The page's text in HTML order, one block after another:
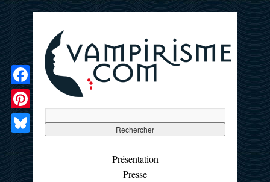
Présentation
Presse
Facebook
Pinterest
Bluesky